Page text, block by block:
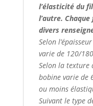
l’élasticité du
l’autre.
divers
Selon
varie de 120/
Selon la texture
bobine varie de
ou moins
Suivant le type